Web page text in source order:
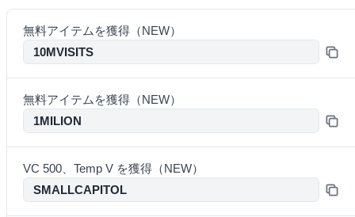
無料アイテムを獲得（NEW）
10MVISITS
無料アイテムを獲得（NEW）
1MILION
VC 500、Temp V を獲得（NEW）
SMALLCAPITOL